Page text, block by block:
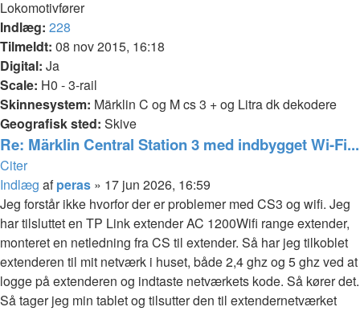
Lokomotivfører
Indlæg: 228
Tilmeldt: 08 nov 2015, 16:18
Digital: Ja
Scale: H0 - 3-rail
Skinnesystem: Märklin C og M cs 3 + og Litra dk dekodere
Geografisk sted: Skive
Re: Märklin Central Station 3 med indbygget Wi-Fi...
Citer
Indlæg afperas » 17 jun 2026, 16:59
Jeg forstår ikke hvorfor der er problemer med CS3 og wifi. Jeg
har tilsluttet en TP Link extender AC 1200Wifi range extender,
monteret en netledning fra CS til extender. Så har jeg tilkoblet
extenderen til mit netværk i huset, både 2,4 ghz og 5 ghz ved at
logge på extenderen og indtaste netværkets kode. Så kører det.
Så tager jeg min tablet og tilsutter den til extendernetværket